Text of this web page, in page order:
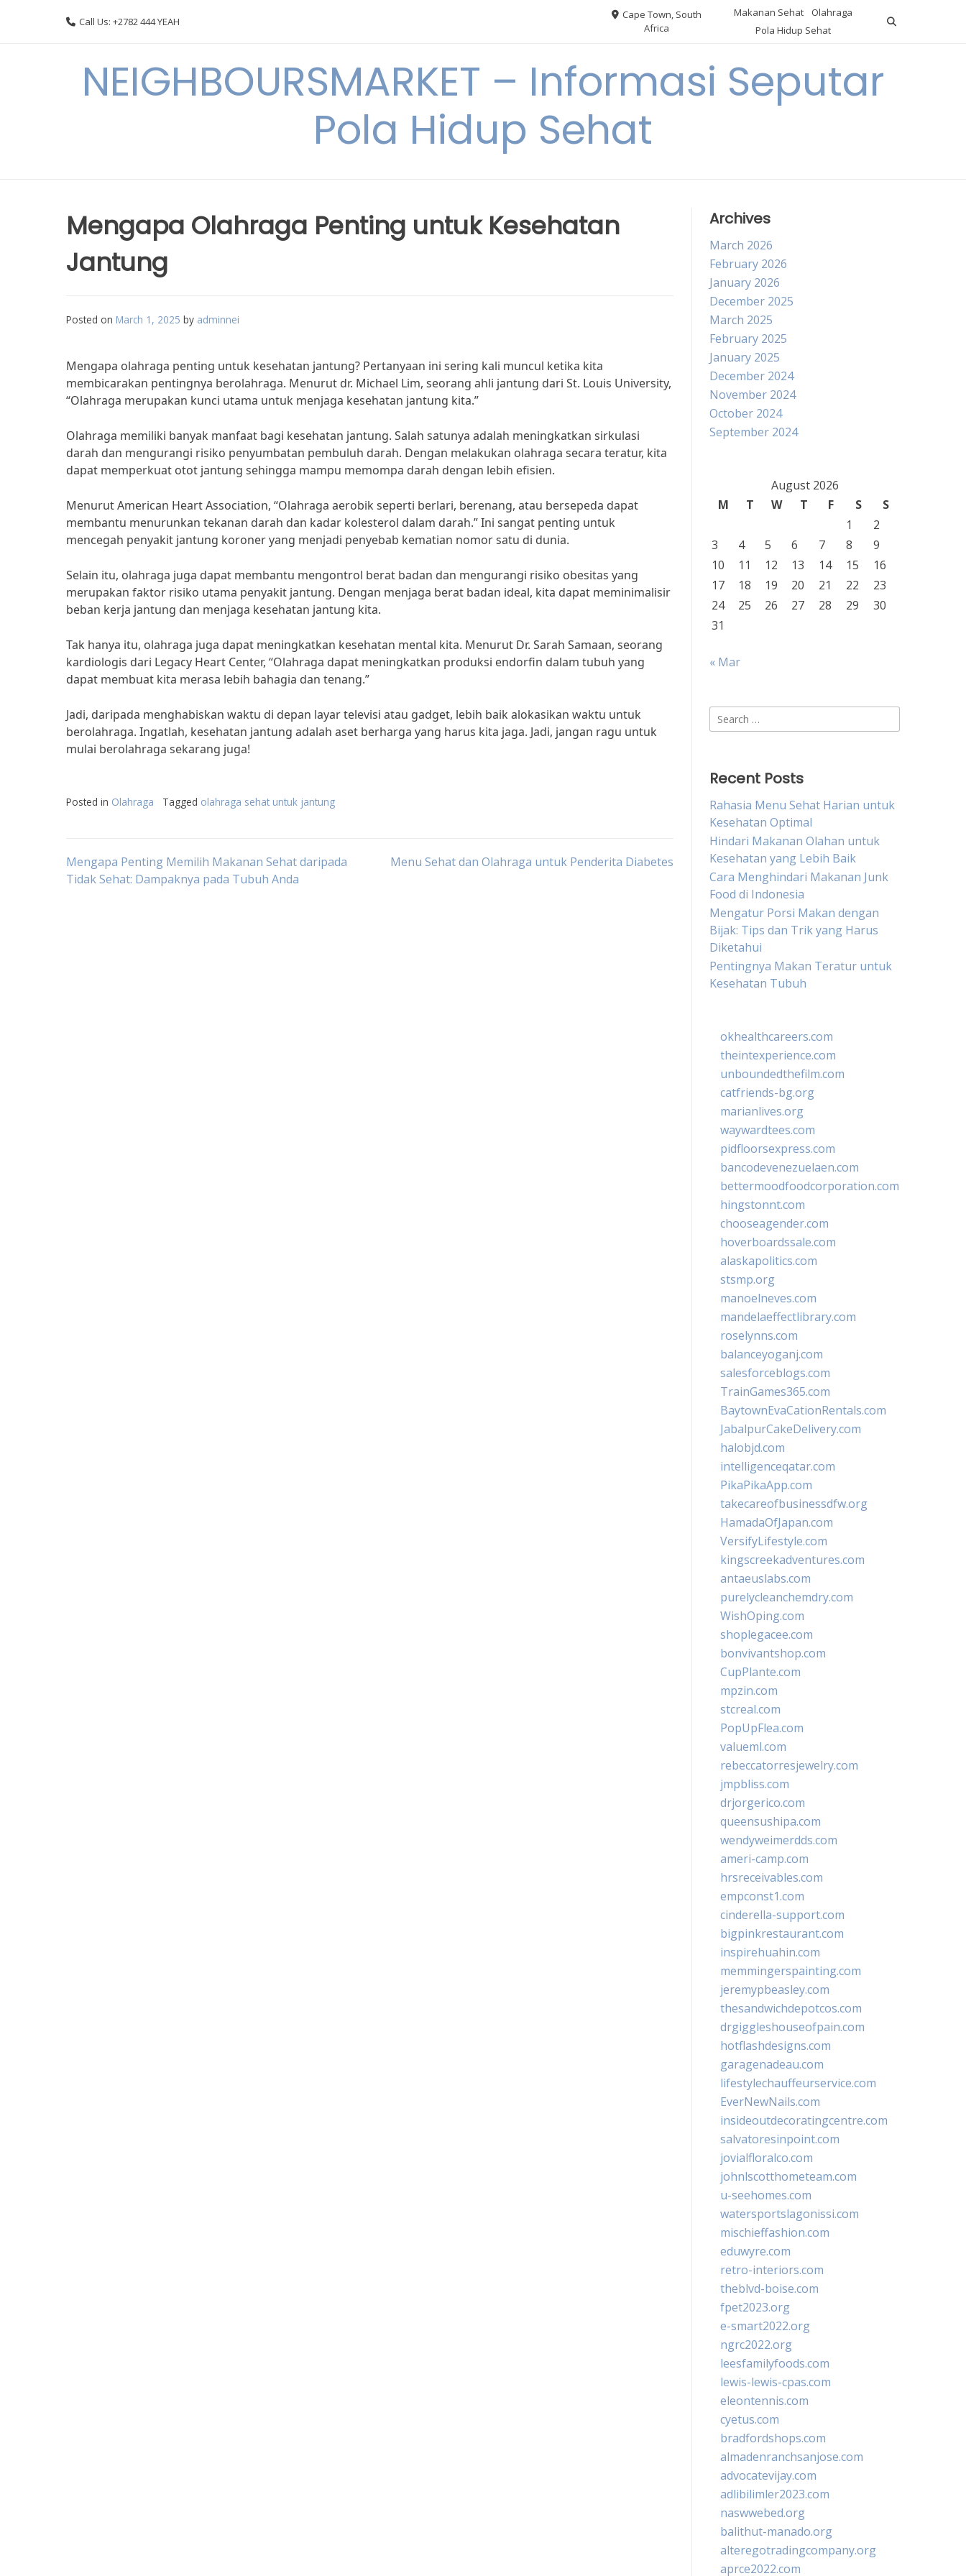
Call Us: +2782 444 YEAH
Cape Town, South
Africa
Makanan Sehat
Olahraga
Pola Hidup Sehat
NEIGHBOURSMARKET – Informasi Seputar
Pola Hidup Sehat
Mengapa Olahraga Penting untuk Kesehatan
Jantung
Posted on March 1, 2025 by adminnei
Mengapa olahraga penting untuk kesehatan jantung? Pertanyaan ini sering kali muncul ketika kita
membicarakan pentingnya berolahraga. Menurut dr. Michael Lim, seorang ahli jantung dari St. Louis University,
“Olahraga merupakan kunci utama untuk menjaga kesehatan jantung kita.”
Olahraga memiliki banyak manfaat bagi kesehatan jantung. Salah satunya adalah meningkatkan sirkulasi
darah dan mengurangi risiko penyumbatan pembuluh darah. Dengan melakukan olahraga secara teratur, kita
dapat memperkuat otot jantung sehingga mampu memompa darah dengan lebih efisien.
Menurut American Heart Association, “Olahraga aerobik seperti berlari, berenang, atau bersepeda dapat
membantu menurunkan tekanan darah dan kadar kolesterol dalam darah.” Ini sangat penting untuk
mencegah penyakit jantung koroner yang menjadi penyebab kematian nomor satu di dunia.
Selain itu, olahraga juga dapat membantu mengontrol berat badan dan mengurangi risiko obesitas yang
merupakan faktor risiko utama penyakit jantung. Dengan menjaga berat badan ideal, kita dapat meminimalisir
beban kerja jantung dan menjaga kesehatan jantung kita.
Tak hanya itu, olahraga juga dapat meningkatkan kesehatan mental kita. Menurut Dr. Sarah Samaan, seorang
kardiologis dari Legacy Heart Center, “Olahraga dapat meningkatkan produksi endorfin dalam tubuh yang
dapat membuat kita merasa lebih bahagia dan tenang.”
Jadi, daripada menghabiskan waktu di depan layar televisi atau gadget, lebih baik alokasikan waktu untuk
berolahraga. Ingatlah, kesehatan jantung adalah aset berharga yang harus kita jaga. Jadi, jangan ragu untuk
mulai berolahraga sekarang juga!
Posted in Olahraga Tagged olahraga sehat untuk jantung
Post
Mengapa Penting Memilih Makanan Sehat daripada
Tidak Sehat: Dampaknya pada Tubuh Anda
Menu Sehat dan Olahraga untuk Penderita Diabetes
Archives
March 2026
February 2026
January 2026
December 2025
March 2025
February 2025
January 2025
December 2024
November 2024
October 2024
September 2024
August 2026
M
T W T F S
S
1
2
3
4 5 6 7 8
9
10
11 12 13 14 15
16
17
18 19 20 21 22
23
24
25 26 27 28 29
30
31
« Mar
Search
for:
Recent Posts
Rahasia Menu Sehat Harian untuk
Kesehatan Optimal
Hindari Makanan Olahan untuk
Kesehatan yang Lebih Baik
Cara Menghindari Makanan Junk
Food di Indonesia
Mengatur Porsi Makan dengan
Bijak: Tips dan Trik yang Harus
Diketahui
Pentingnya Makan Teratur untuk
Kesehatan Tubuh
okhealthcareers.com
theintexperience.com
unboundedthefilm.com
catfriends-bg.org
marianlives.org
waywardtees.com
pidfloorsexpress.com
bancodevenezuelaen.com
bettermoodfoodcorporation.com
hingstonnt.com
chooseagender.com
hoverboardssale.com
alaskapolitics.com
stsmp.org
manoelneves.com
mandelaeffectlibrary.com
roselynns.com
balanceyoganj.com
salesforceblogs.com
TrainGames365.com
BaytownEvaCationRentals.com
JabalpurCakeDelivery.com
halobjd.com
intelligenceqatar.com
PikaPikaApp.com
takecareofbusinessdfw.org
HamadaOfJapan.com
VersifyLifestyle.com
kingscreekadventures.com
antaeuslabs.com
purelycleanchemdry.com
WishOping.com
shoplegacee.com
bonvivantshop.com
CupPlante.com
mpzin.com
stcreal.com
PopUpFlea.com
valueml.com
rebeccatorresjewelry.com
jmpbliss.com
drjorgerico.com
queensushipa.com
wendyweimerdds.com
ameri-camp.com
hrsreceivables.com
empconst1.com
cinderella-support.com
bigpinkrestaurant.com
inspirehuahin.com
memmingerspainting.com
jeremypbeasley.com
thesandwichdepotcos.com
drgiggleshouseofpain.com
hotflashdesigns.com
garagenadeau.com
lifestylechauffeurservice.com
EverNewNails.com
insideoutdecoratingcentre.com
salvatoresinpoint.com
jovialfloralco.com
johnlscotthometeam.com
u-seehomes.com
watersportslagonissi.com
mischieffashion.com
eduwyre.com
retro-interiors.com
theblvd-boise.com
fpet2023.org
e-smart2022.org
ngrc2022.org
leesfamilyfoods.com
lewis-lewis-cpas.com
eleontennis.com
cyetus.com
bradfordshops.com
almadenranchsanjose.com
advocatevijay.com
adlibilimler2023.com
naswwebed.org
balithut-manado.org
alteregotradingcompany.org
aprce2022.com